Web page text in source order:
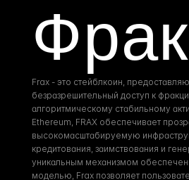
Frax - это стейблкоин,
безразрешительный доступ к
алгоритмическому стабильному
Ethereum, FRAX обеспечивает
высокомасштабируемую
кредитования, заимствования и
уникальным механизмом
моделью, Frax позволяет